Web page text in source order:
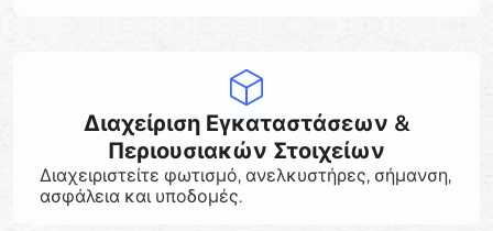
Διαχείριση Εγκαταστάσεων &
Περιουσιακών Στοιχείων
Διαχειριστείτε φωτισμό, ανελκυστήρες, σήμανση,
ασφάλεια και υποδομές.